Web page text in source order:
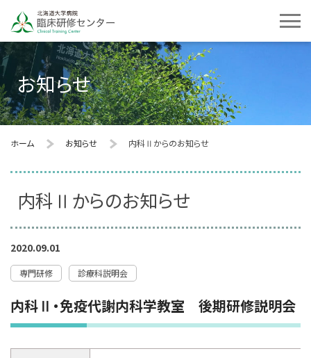
お知らせ
ホーム お知らせ 内科Ⅱからのお知らせ
内科Ⅱからのお知らせ
2020.09.01
専門研修 診療科説明会
内科Ⅱ・免疫代謝内科学教室 後期研修説明会